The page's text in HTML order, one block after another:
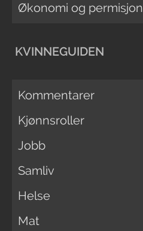
Økonomi og permisjon
KVINNEGUIDEN
Kommentarer
Kjønnsroller
Jobb
Samliv
Helse
Mat